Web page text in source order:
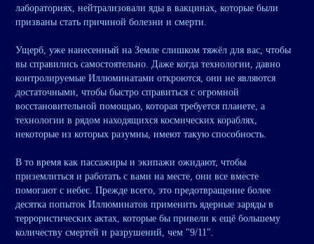
лабораториях, нейтрализовали яды в вакцинах, которые были
призваны стать причиной болезни и смерти.
Ущерб, уже нанесенный на Земле слишком тяжёл для вас, чтобы
вы справились самостоятельно. Даже когда технологии, давно
контролируемые Иллюминатами откроются, они не являются
достаточными, чтобы быстро справиться с огромной
восстановительной помощью, которая требуется планете, а
технологии в рядом находящихся космических кораблях,
некоторые из которых разумны, имеют такую способность.
В то время как пассажиры и экипажи ожидают, чтобы
приземлиться и работать с вами на месте, они все вместе
помогают с небес. Прежде всего, это предотвращение более
десятка попыток Иллюминатов применить ядерные заряды в
террористических актах, которые бы привели к ещё большему
количеству смертей и разрушений, чем "9/11".